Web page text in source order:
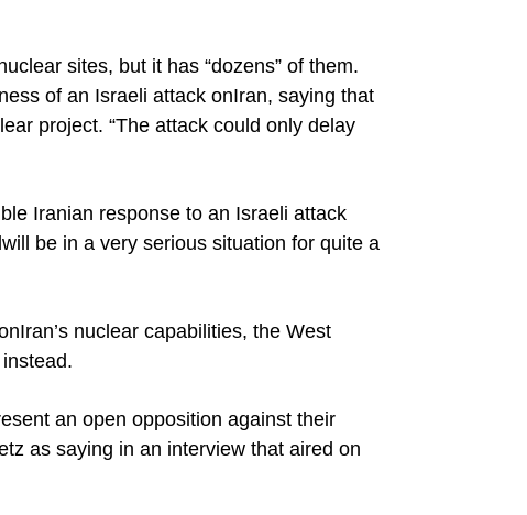
sites, but it has “dozens” of them.
of an Israeli attack onIran, saying that
project. “The attack could only delay
Iranian response to an Israeli attack
will be in a very serious situation for quite a
Iran’s nuclear capabilities, the West
an open opposition against their
as saying in an interview that aired on